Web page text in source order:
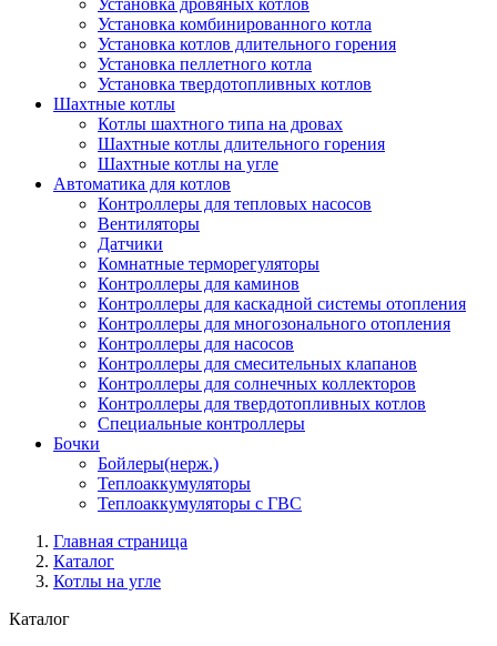
Установка дровяных котлов
Установка комбинированного котла
Установка котлов длительного горения
Установка пеллетного котла
Установка твердотопливных котлов
Шахтные котлы
Котлы шахтного типа на дровах
Шахтные котлы длительного горения
Шахтные котлы на угле
Автоматика для котлов
Контроллеры для тепловых насосов
Вентиляторы
Датчики
Комнатные терморегуляторы
Контроллеры для каминов
Контроллеры для каскадной системы отопления
Контроллеры для многозонального отопления
Контроллеры для насосов
Контроллеры для смесительных клапанов
Контроллеры для солнечных коллекторов
Контроллеры для твердотопливных котлов
Специальные контроллеры
Бочки
Бойлеры(нерж.)
Теплоаккумуляторы
Теплоаккумуляторы с ГВС
Главная страница
Каталог
Котлы на угле
Каталог